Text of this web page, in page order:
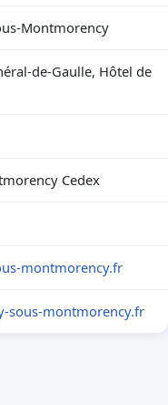
Montmorency
de-Gaulle, Hôtel de
Cedex
montmorency.fr
sous-montmorency.fr